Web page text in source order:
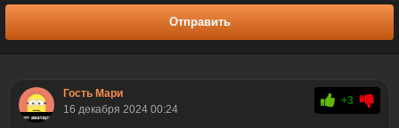
Отправить
Гость Мари
16 декабря 2024 00:24
+3